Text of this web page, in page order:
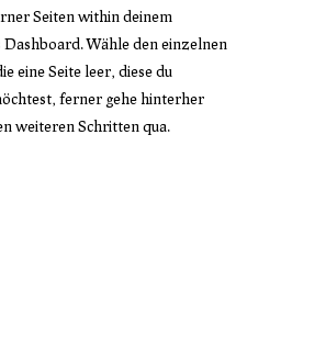
Seiten within deinem
Dashboard. Wähle den einzelnen
eine Seite leer, diese du
ferner gehe hinterher
weiteren Schritten qua.